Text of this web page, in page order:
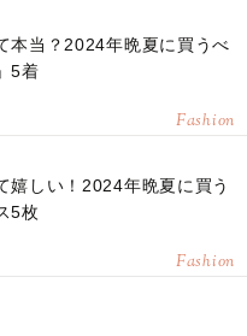
本当？2024年晩夏に買うべ
5着
Fashion
嬉しい！2024年晩夏に買う
5枚
Fashion